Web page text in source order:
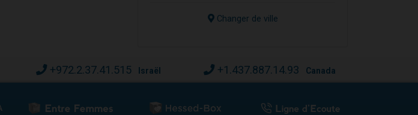
Changer de ville
+972.2.37.41.515 Israël +1.437.887.14.93 Canada